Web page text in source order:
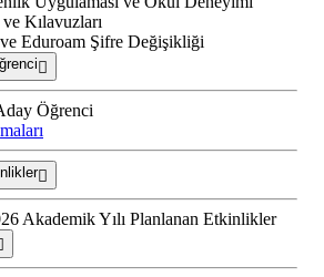
Kılavuzları
Eduroam Şifre Değişikliği
Öğrenci
Akademik Yılı Planlanan Etkinlikler